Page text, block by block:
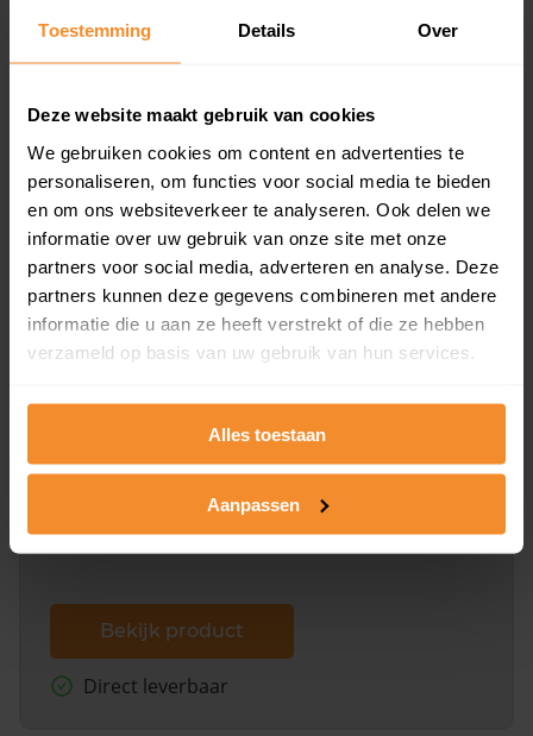
Toestemming Details Over
Deze website maakt gebruik van cookies
We gebruiken cookies om content en advertenties te
personaliseren, om functies voor social media te bieden
en om ons websiteverkeer te analyseren. Ook delen we
informatie over uw gebruik van onze site met onze
partners voor social media, adverteren en analyse. Deze
partners kunnen deze gegevens combineren met andere
informatie die u aan ze heeft verstrekt of die ze hebben
verzameld op basis van uw gebruik van hun services.
Alles toestaan
Aanpassen
Een overzicht van alle verkochte woningen (koopsom
en koopdatum) binnen een postcodegebied. Dit
Bekijk product
Direct leverbaar
Een uitgebreid overzicht van het perceel en
dit inclusief de luchtfoto!
Bekijk product
Direct leverbaar